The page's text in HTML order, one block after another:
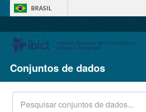
BRASIL
Conjuntos de dados
Organizações
Grupos
Conjuntos de dados